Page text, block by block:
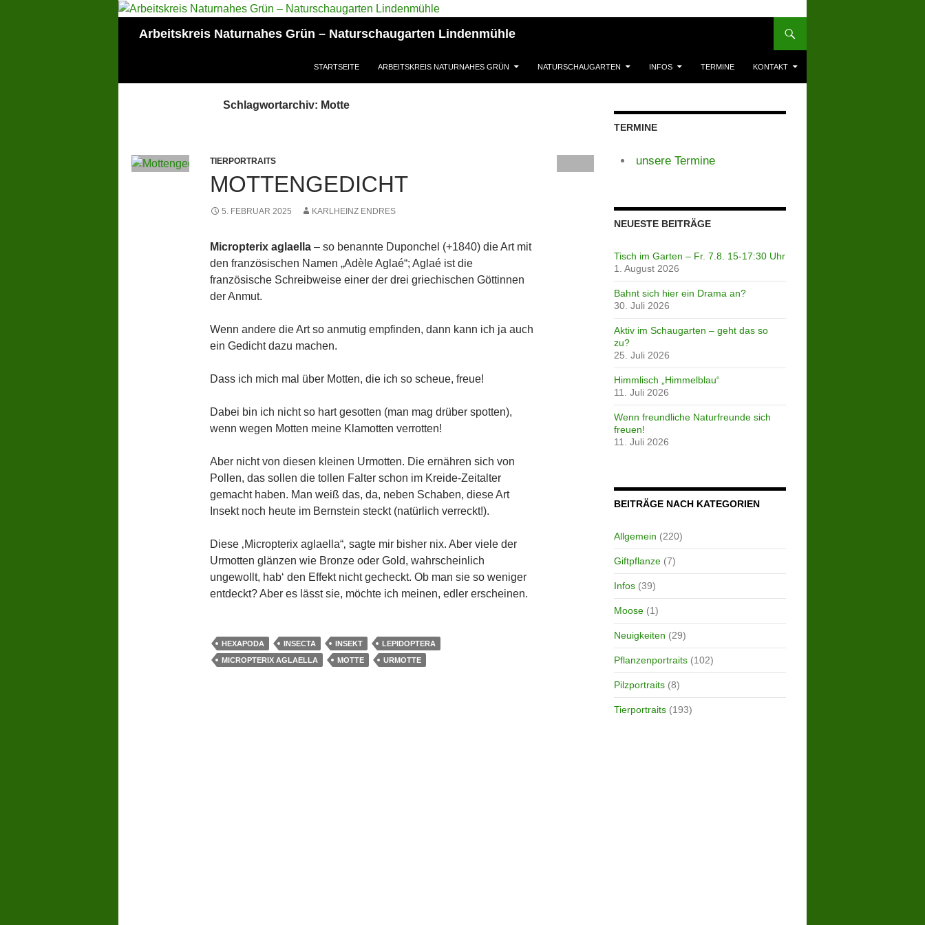
Arbeitskreis Naturnahes Grün – Naturschaugarten Lindenmühle
STARTSEITE ARBEITSKREIS NATURNAHES GRÜN NATURSCHAUGARTEN INFOS TERMINE KONTAKT
Schlagwortarchiv: Motte
TIERPORTRAITS
MOTTENGEDICHT
5. FEBRUAR 2025 KARLHEINZ ENDRES
Micropterix aglaella – so benannte Duponchel (+1840) die Art mit
den französischen Namen „Adèle Aglaé“; Aglaé ist die
französische Schreibweise einer der drei griechischen Göttinnen
der Anmut.
Wenn andere die Art so anmutig empfinden, dann kann ich ja auch
ein Gedicht dazu machen.
Dass ich mich mal über Motten, die ich so scheue, freue!
Dabei bin ich nicht so hart gesotten (man mag drüber spotten),
wenn wegen Motten meine Klamotten verrotten!
Aber nicht von diesen kleinen Urmotten. Die ernähren sich von
Pollen, das sollen die tollen Falter schon im Kreide-Zeitalter
gemacht haben. Man weiß das, da, neben Schaben, diese Art
Insekt noch heute im Bernstein steckt (natürlich verreckt!).
Diese ‚Micropterix aglaella“‚ sagte mir bisher nix. Aber viele der
Urmotten glänzen wie Bronze oder Gold, wahrscheinlich
ungewollt, hab‘ den Effekt nicht gecheckt. Ob man sie so weniger
entdeckt? Aber es lässt sie, möchte ich meinen, edler erscheinen.
HEXAPODA INSECTA INSEKT
LEPIDOPTERA
MICROPTERIX AGLAELLA
MOTTE URMOTTE
TERMINE
unsere Termine
NEUESTE BEITRÄGE
Tisch im Garten – Fr. 7.8. 15-17:30 Uhr
1. August 2026
Bahnt sich hier ein Drama an?
30. Juli 2026
Aktiv im Schaugarten – geht das so
zu?
25. Juli 2026
Himmlisch „Himmelblau“
11. Juli 2026
Wenn freundliche Naturfreunde sich
freuen!
11. Juli 2026
BEITRÄGE NACH KATEGORIEN
Allgemein (220)
Giftpflanze(7)
Infos(39)
Moose(1)
Neuigkeiten (29)
Pflanzenportraits(102)
Pilzportraits(8)
Tierportraits(193)